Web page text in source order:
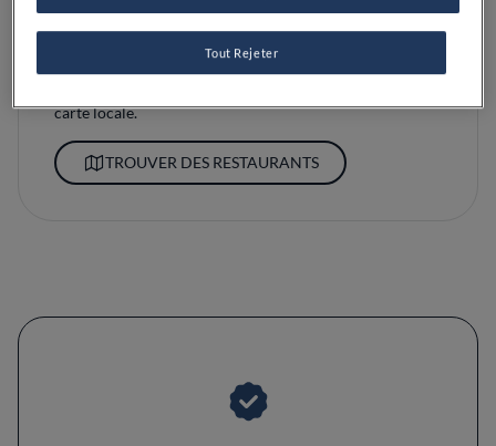
Découvrez la carte
carte locale.
TROUVER DES RESTAURANTS
Tout Rejeter